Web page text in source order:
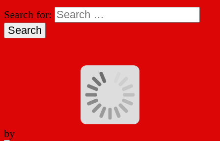
Search for:
by